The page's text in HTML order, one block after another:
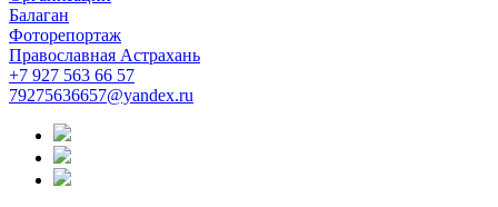
Балаган
Фоторепортаж
Православная Астрахань
+7 927 563 66 57
79275636657@yandex.ru